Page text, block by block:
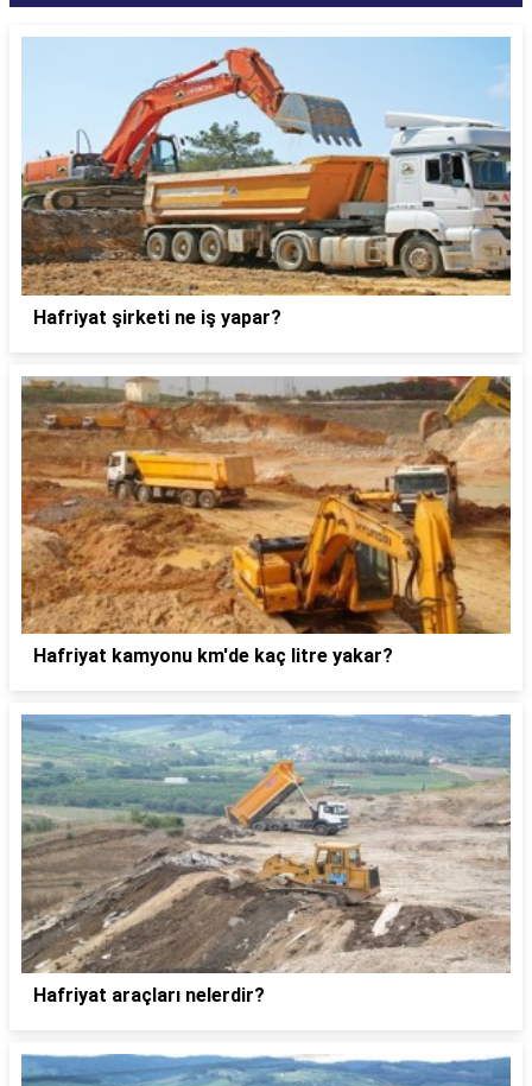
Hafriyat şirketi ne iş yapar?
Hafriyat kamyonu km'de kaç litre yakar?
Hafriyat araçları nelerdir?